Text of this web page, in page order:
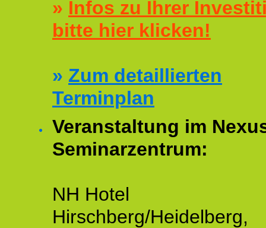
» Infos zu Ihrer
bitte hier klicken!
» Zum detaillierten
Terminplan
Veranstaltung im
Seminarzentrum:
NH Hotel
Hirschberg/Heidelberg,